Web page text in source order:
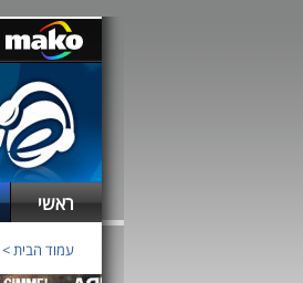
ראשי
עמוד הבית>